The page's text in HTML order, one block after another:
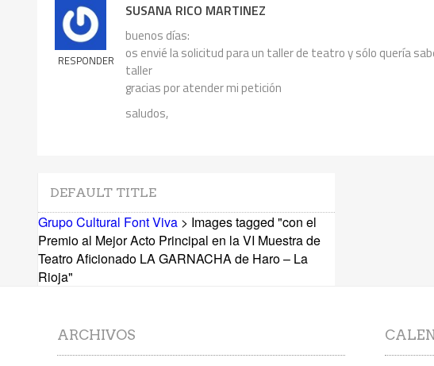
RESPONDER
SUSANA RICO MARTINEZ
buenos días:
os envié la solicitud para un taller de teatro y sólo quería
taller
gracias por atender mi petición
saludos,
DEFAULT TITLE
Grupo Cultural Font Viva > Images tagged "con el
Premio al Mejor Acto Principal en la VI Muestra de
Teatro Aficionado LA GARNACHA de Haro – La
Rioja"
ARCHIVOS